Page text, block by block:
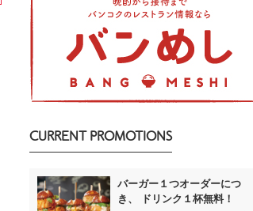
CURRENT PROMOTIONS
バーガー１つオーダーにつ
き、 ドリンク１杯無料！